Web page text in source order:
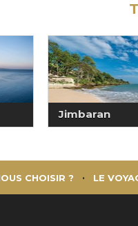
Jimbaran
CHOISIR ? LE